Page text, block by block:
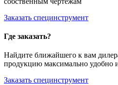
Заказать специнструмент
Где заказать?
Найдите ближайшего к вам
продукцию максимально удобно
Заказать специнструмент